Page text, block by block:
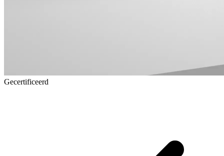
Gecertificeerd